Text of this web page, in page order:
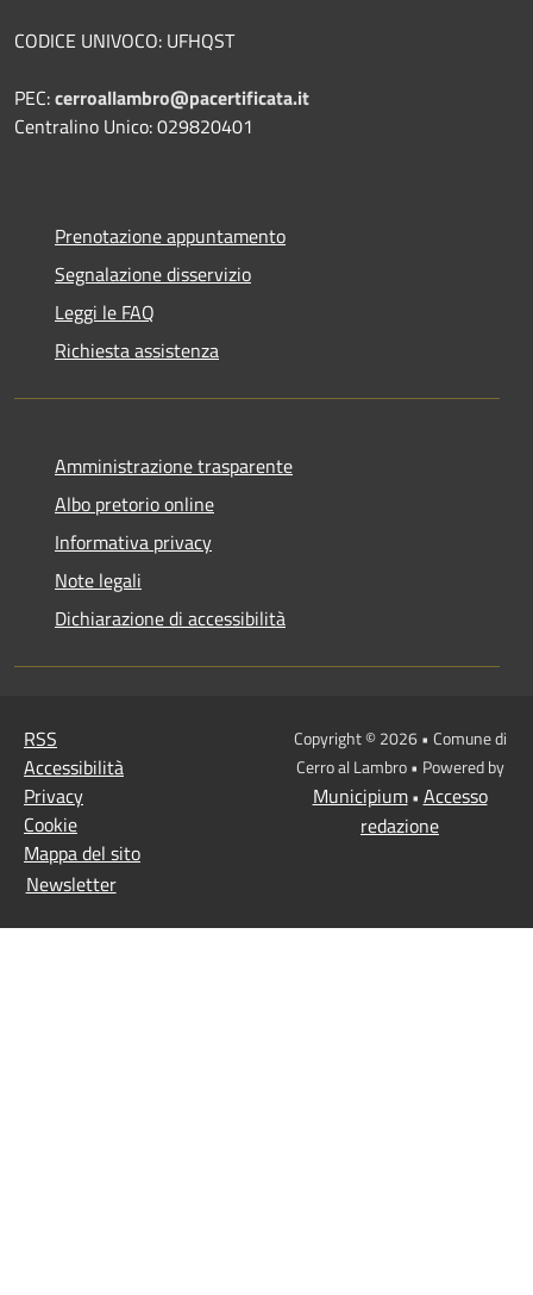
CODICE UNIVOCO: UFHQST
PEC:cerroallambro@pacertificata.it
Centralino Unico: 029820401
Prenotazione appuntamento
Segnalazione disservizio
Leggi le FAQ
Richiesta assistenza
Amministrazione trasparente
Albo pretorio online
Informativa privacy
Note legali
Dichiarazione di accessibilità
RSS
Accessibilità
Privacy
Cookie
Mappa del sito
Newsletter
Copyright © 2026 • Comune di
Cerro al Lambro • Powered by
Municipium• Accesso
redazione